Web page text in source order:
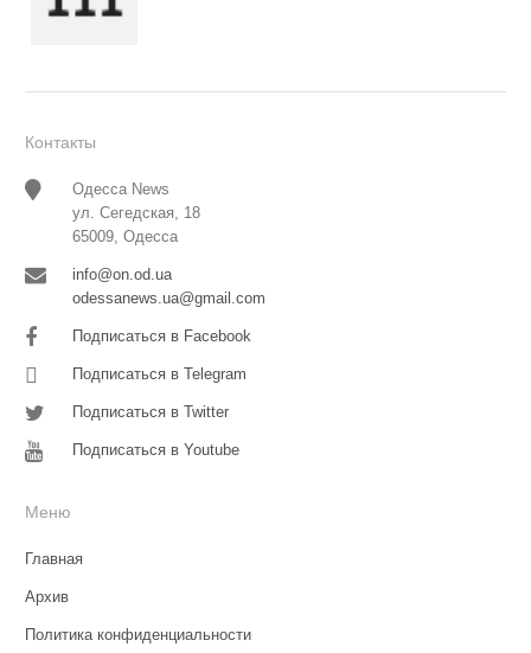
Контакты
Одесса News
ул. Сегедская, 18
65009, Одесса
info@on.od.ua
odessanews.ua@gmail.com
Подписаться в Facebook
Подписаться в Telegram
Подписаться в Twitter
Подписаться в Youtube
Меню
Главная
Архив
Политика конфиденциальности